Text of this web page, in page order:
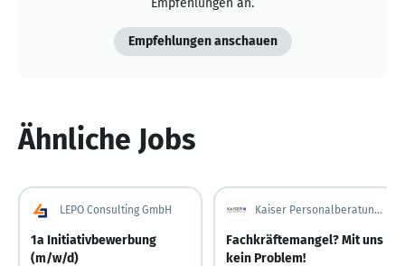
Empfehlungen anschauen
Ähnliche Jobs
LEPO Consulting GmbH
1a Initiativbewerbung
(m/w/d)
Kaiser Personalberatung GmbH
Fachkräftemangel? Mit uns
kein Problem!